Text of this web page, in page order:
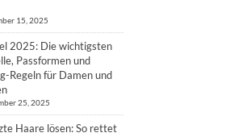
15, 2025
2025: Die wichtigsten
Passformen und
Regeln für Damen und
25, 2025
Haare lösen: So rettet